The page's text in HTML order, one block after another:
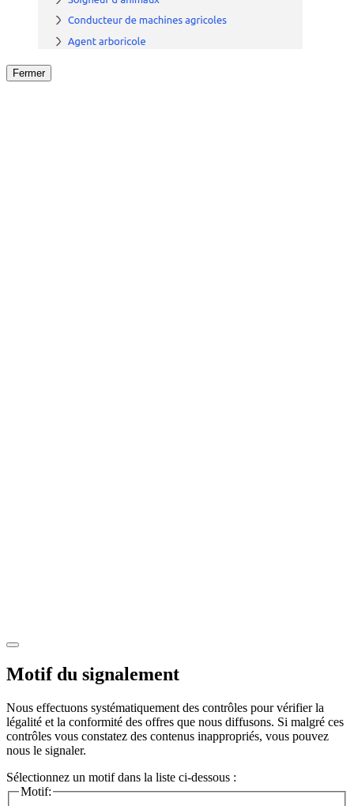
Fermer
Motif du signalement
Nous effectuons systématiquement des contrôles pour vérifier la
légalité et la conformité des offres que nous diffusons. Si malgré ces
contrôles vous constatez des contenus inappropriés, vous pouvez
nous le signaler.
Sélectionnez un motif dans la liste ci-dessous :
Motif: